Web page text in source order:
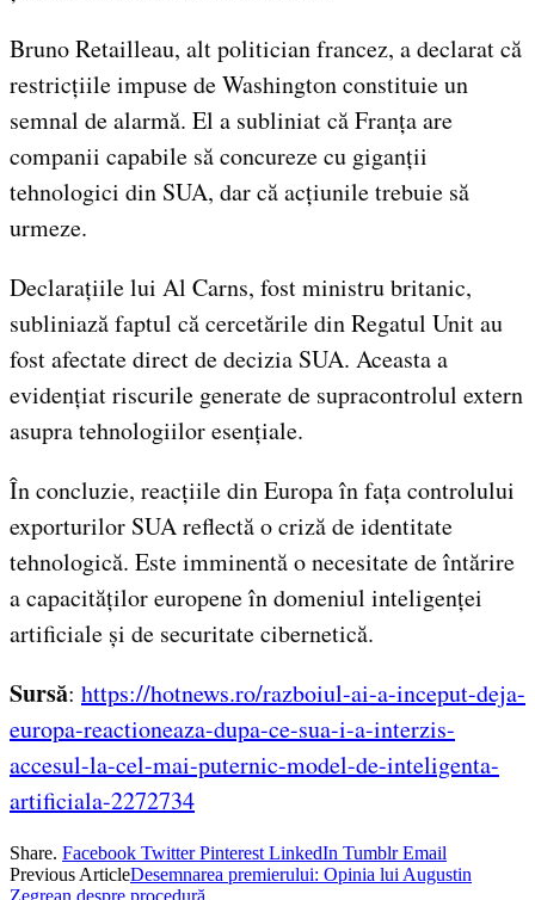
Bruno Retailleau, alt politician francez, a declarat că
restricțiile impuse de Washington constituie un
semnal de alarmă. El a subliniat că Franța are
companii capabile să concureze cu giganții
tehnologici din SUA, dar că acțiunile trebuie să
urmeze.
Declarațiile lui Al Carns, fost ministru britanic,
subliniază faptul că cercetările din Regatul Unit au
fost afectate direct de decizia SUA. Aceasta a
evidențiat riscurile generate de supracontrolul extern
asupra tehnologiilor esențiale.
În concluzie, reacțiile din Europa în fața controlului
exporturilor SUA reflectă o criză de identitate
tehnologică. Este imminentă o necesitate de întărire
a capacităților europene în domeniul inteligenței
artificiale și de securitate cibernetică.
Sursă: https://hotnews.ro/razboiul-ai-a-inceput-deja-
europa-reactioneaza-dupa-ce-sua-i-a-interzis-
accesul-la-cel-mai-puternic-model-de-inteligenta-
artificiala-2272734
Share. Facebook Twitter Pinterest LinkedIn Tumblr Email
Previous ArticleDesemnarea premierului: Opinia lui Augustin
Zegrean despre procedură